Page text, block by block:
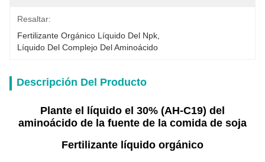
Resaltar:
Fertilizante Orgánico Líquido Del Npk
Líquido Del Complejo Del Aminoácido
Descripción Del Producto
Plante el líquido el 30% (AH-C19) del
aminoácido de la fuente de la comida de soja
Fertilizante líquido orgánico